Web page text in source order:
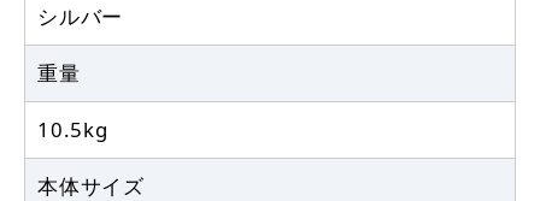
シルバー
重量
10.5kg
本体サイズ